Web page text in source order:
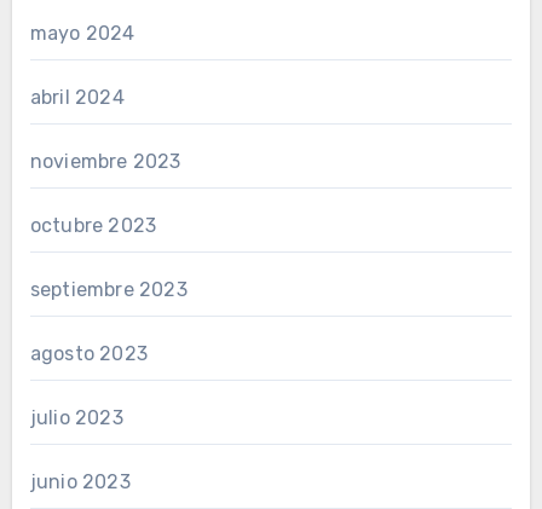
mayo 2024
abril 2024
noviembre 2023
octubre 2023
septiembre 2023
agosto 2023
julio 2023
junio 2023